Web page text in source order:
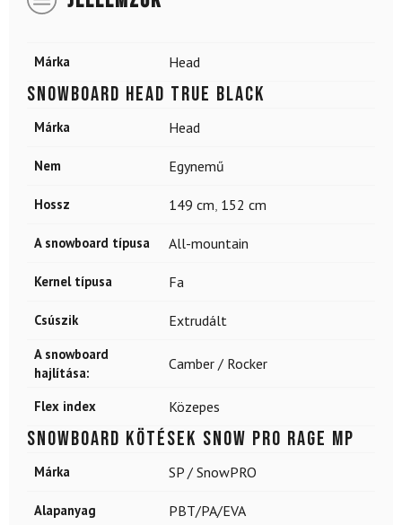
Márka Head
Snowboard HEAD True Black
Márka Head
Nem Egynemű
Hossz 149 cm, 152 cm
A snowboard típusa All-mountain
Kernel típusa Fa
Csúszik Extrudált
A snowboard
hajlítása:
Camber / Rocker
Flex index Közepes
Snowboard kötések SNOW PRO Rage MP
Márka SP / SnowPRO
Alapanyag PBT/PA/EVA